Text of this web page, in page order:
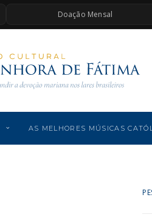
Doação Mensal
AS MELHORES MÚSICAS